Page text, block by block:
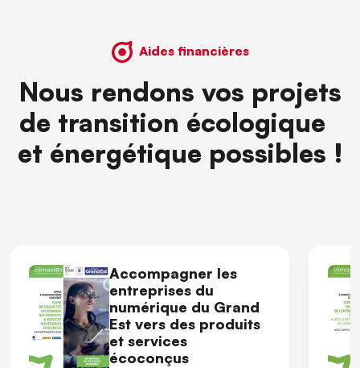
Aides financières
Nous rendons vos projets
de transition écologique
et énergétique possibles !
Accompagner les
entreprises du
numérique du Grand
Est vers des produits
et services
écoconçus